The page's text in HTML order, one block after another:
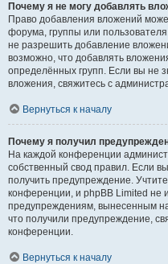
Почему я не могу добавлять
Право добавления вложений
форума, группы или
не разрешить добавление
возможно, что добавлять
определённых групп. Если вы не
вложения, свяжитесь с
Вернуться к началу
Почему я получил
На каждой конференции
собственный свод правил. Если
получить предупреждение.
конференции, и phpBB Limited не
предупреждениям, вынесенным
что получили предупреждение,
конференции.
Вернуться к началу